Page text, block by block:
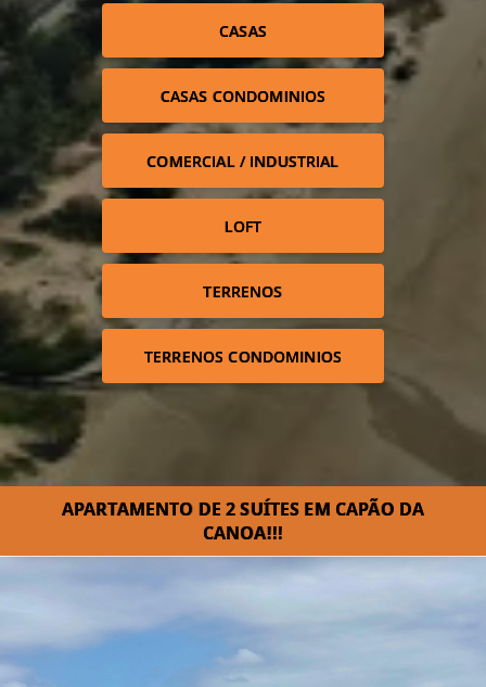
CASAS
CASAS CONDOMINIOS
COMERCIAL / INDUSTRIAL
LOFT
TERRENOS
TERRENOS CONDOMINIOS
APARTAMENTO DE 2 SUÍTES EM CAPÃO DA
CANOA!!!